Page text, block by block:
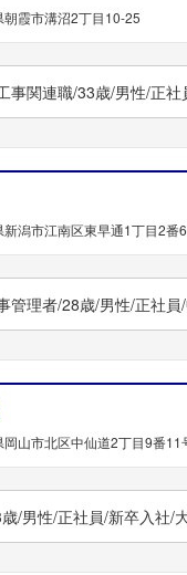
朝霞市溝沼2丁目10-25
事関連職/33歳/男性/正
新潟市江南区東早通1丁目2番
管理者/28歳/男性/正社
岡山市北区中仙道2丁目9番11
/男性/正社員/新卒入社